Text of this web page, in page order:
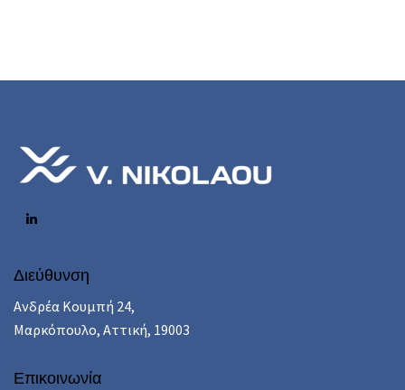
Διεύθυνση
Ανδρέα Κουμπή 24,
Μαρκόπουλο, Αττική, 19003
Επικοινωνία